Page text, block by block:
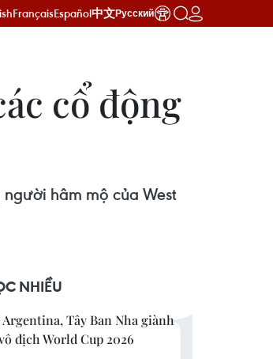
FrançaisEspañol中文Русский
cổ động
hâm mộ của West
NHIỀU
Argentina, Tây Ban Nha giành
địch World Cup 2026